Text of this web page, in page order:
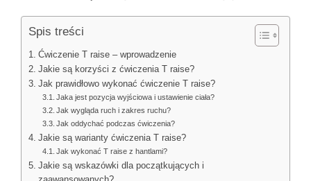
Spis treści
Ćwiczenie T raise – wprowadzenie
Jakie są korzyści z ćwiczenia T raise?
Jak prawidłowo wykonać ćwiczenie T raise?
Jaka jest pozycja wyjściowa i ustawienie ciała?
Jak wygląda ruch i zakres ruchu?
Jak oddychać podczas ćwiczenia?
Jakie są warianty ćwiczenia T raise?
Jak wykonać T raise z hantlami?
Jakie są wskazówki dla początkujących i